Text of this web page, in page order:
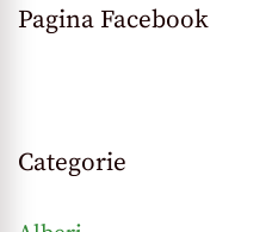
Pagina Facebook
Categorie